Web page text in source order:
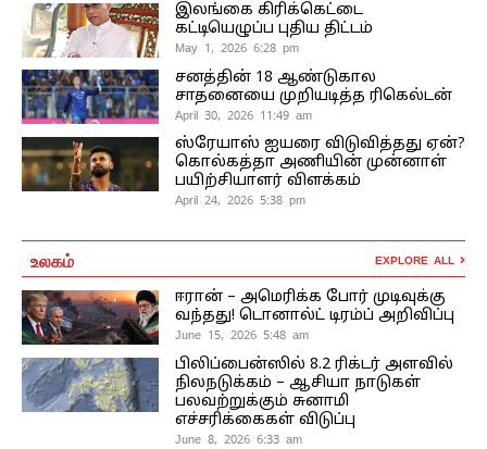
இலங்கை கிரிக்கெட்டை
கட்டியெழுப்ப புதிய திட்டம்
May 1, 2026 6:28 pm
சனத்தின் 18 ஆண்டுகால
சாதனையை முறியடித்த ரிகெல்டன்
April 30, 2026 11:49 am
ஸ்ரேயாஸ் ஐயரை விடுவித்தது ஏன்?
கொல்கத்தா அணியின் முன்னாள்
பயிற்சியாளர் விளக்கம்
April 24, 2026 5:38 pm
உலகம் EXPLORE ALL
ஈரான் – அமெரிக்க போர் முடிவுக்கு
வந்தது! டொனால்ட் டிரம்ப் அறிவிப்பு
June 15, 2026 5:48 am
பிலிப்பைன்ஸில் 8.2 ரிக்டர் அளவில்
நிலநடுக்கம் – ஆசியா நாடுகள்
பலவற்றுக்கும் சுனாமி
எச்சரிக்கைகள் விடுப்பு
June 8, 2026 6:33 am